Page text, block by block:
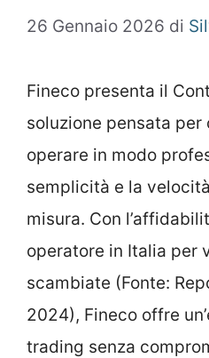
26 Gennaio 2026 di
Fineco presenta il
soluzione pensata per
operare in modo
semplicità e la
misura. Con
operatore in Italia per
scambiate (Fonte:
2024), Fineco offre
trading senza